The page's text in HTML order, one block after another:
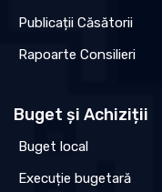
Publicații Căsătorii
Rapoarte Consilieri
Buget și Achiziții
Buget local
Execuție bugetară